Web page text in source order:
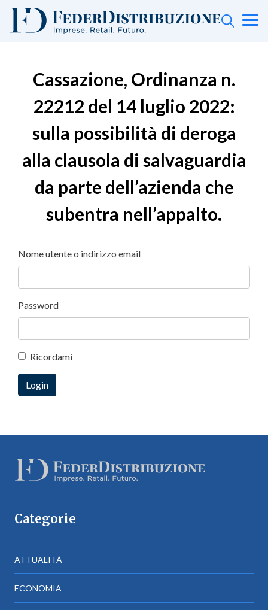
Cassazione, Ordinanza n.
22212 del 14 luglio 2022:
sulla possibilità di deroga
alla clausola di salvaguardia
da parte dell’azienda che
subentra nell’appalto.
Nome utente o indirizzo email
Password
Ricordami
Categorie
ATTUALITÀ
ECONOMIA